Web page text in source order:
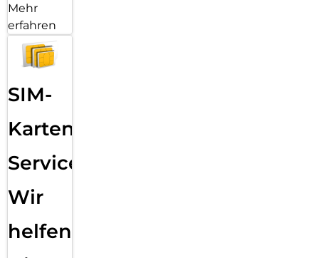
Mehr
erfahren
SIM-
Karten
Service:
Wir
helfen